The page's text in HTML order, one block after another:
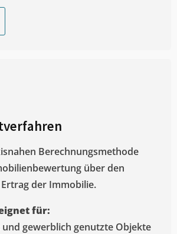
Berechnungsmethode
über den
der Immobilie.
für:
gewerblich genutzte Objekte